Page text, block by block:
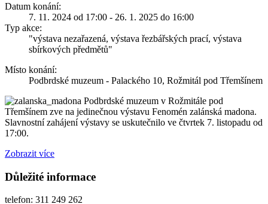
Datum konání:
7. 11. 2024 od 17:00 - 26. 1. 2025 do 16:00
Typ akce:
"výstava nezařazená, výstava řezbářských prací, výstava
sbírkových předmětů"
Místo konání:
Podbrdské muzeum - Palackého 10, Rožmitál pod Třemšínem
Podbrdské muzeum v Rožmitále pod
Třemšínem zve na jedinečnou výstavu Fenomén zalánská madona.
Slavnostní zahájení výstavy se uskutečnilo ve čtvrtek 7. listopadu od
17:00.
Zobrazit více
Důležité informace
telefon: 311 249 262